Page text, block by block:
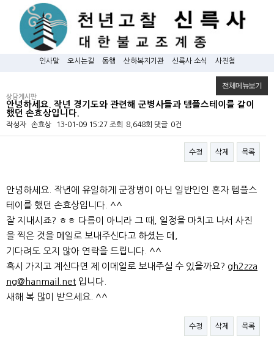
인사말 오시는길 동행 산하복지기관 신륵사 소식 사진첩
전체메뉴보기
상담게시판
안녕하세요. 작년 경기도와 관련해 군병사들과 템플스테이를 같이
했던 손효상입니다.
작성자 손효상 13-01-09 15:27 조회 8,648회 댓글 0건
수정 삭제 목록
안녕하세요. 작년에 유일하게 군장병이 아닌 일반인인 혼자 템플스
테이를 했던 손효상입니다. ^^
잘 지내시죠? ㅎㅎ 다름이 아니라 그 때, 일정을 마치고 나서 사진
을 찍은 것을 메일로 보내주신다고 하셨는 데,
기다려도 오지 않아 연락을 드립니다. ^^
혹시 가지고 계신다면 제 이메일로 보내주실 수 있을까요? gh2zza
ng@hanmail.net 입니다.
새해 복 많이 받으세요. ^^
수정 삭제 목록